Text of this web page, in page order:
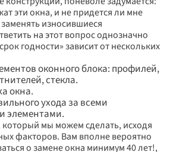
эти окна, и не придется ли мне
износившиеся
на этот вопрос однозначно
годности» зависит от нескольких
оконного блока: профилей,
стекла.
окна.
ухода за всеми
элементами.
мы можем сделать, исходя
факторов. Вам вполне вероятно
о замене окна минимум 40 лет!,